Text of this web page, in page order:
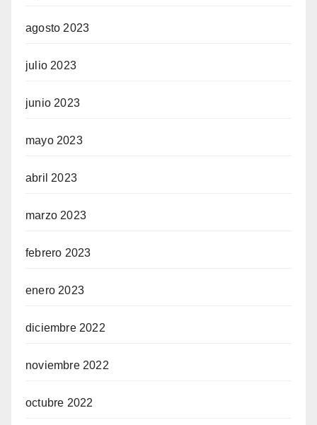
agosto 2023
julio 2023
junio 2023
mayo 2023
abril 2023
marzo 2023
febrero 2023
enero 2023
diciembre 2022
noviembre 2022
octubre 2022